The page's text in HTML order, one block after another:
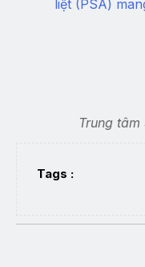
liệt (PSA)
Trung tâm
Tags :